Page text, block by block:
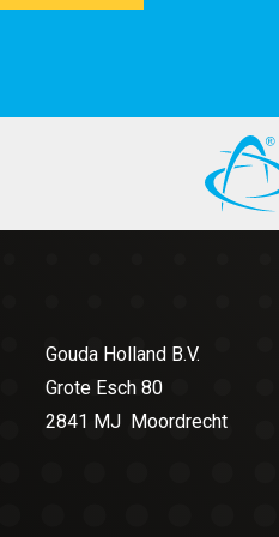
Gouda Holland B.V.
Grote Esch 80
2841 MJ Moordrecht